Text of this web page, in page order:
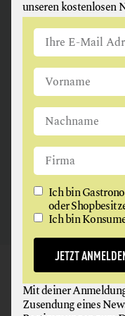
ANGUS &
FLEISCH +
2326 Maria
GAUMEN HOCH
NEWSLETTER
unseren kostenlosen
Ich bin
oder
Ich bin
JETZT
Mit deiner
Zusendung eines